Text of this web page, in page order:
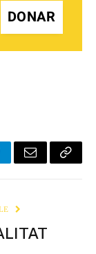
DONAR
Email Copy